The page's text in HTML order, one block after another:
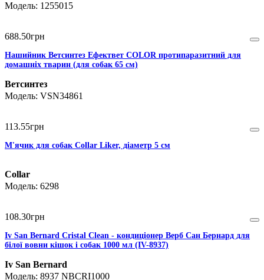
1255015
688.50грн
Нашийник Ветсинтез Ефектвет COLOR протипаразитний для
домашніх тварин (для собак 65 см)
Ветсинтез
VSN34861
113.55грн
М'ячик для собак Collar Liker, діаметр 5 см
Collar
6298
108.30грн
Iv San Bernard Cristal Clean - кондиціонер Верб Сан Бернард для
білої вовни кішок і собак 1000 мл (IV-8937)
Iv San Bernard
8937 NBCRI1000